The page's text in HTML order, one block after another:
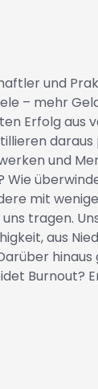
und
– mehr
Erfolg aus
und
mit
tragen.
aus
Burnout?